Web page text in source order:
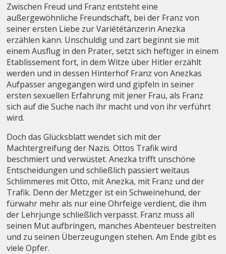
Zwischen Freud und Franz entsteht eine
außergewöhnliche Freundschaft, bei der Franz von
seiner ersten Liebe zur Variététänzerin Anezka
erzählen kann. Unschuldig und zart beginnt sie mit
einem Ausflug in den Prater, setzt sich heftiger in einem
Etablissement fort, in dem Witze über Hitler erzählt
werden und in dessen Hinterhof Franz von Anezkas
Aufpasser angegangen wird und gipfeln in seiner
ersten sexuellen Erfahrung mit jener Frau, als Franz
sich auf die Suche nach ihr macht und von ihr verführt
wird.
Doch das Glücksblatt wendet sich mit der
Machtergreifung der Nazis. Ottos Trafik wird
beschmiert und verwüstet. Anezka trifft unschöne
Entscheidungen und schließlich passiert weitaus
Schlimmeres mit Otto, mit Anezka, mit Franz und der
Trafik. Denn der Metzger ist ein Schweinehund, der
fürwahr mehr als nur eine Ohrfeige verdient, die ihm
der Lehrjunge schließlich verpasst. Franz muss all
seinen Mut aufbringen, manches Abenteuer bestreiten
und zu seinen Überzeugungen stehen. Am Ende gibt es
viele Opfer.